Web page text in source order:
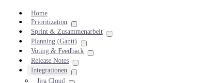
Home
Prioritization
Sprint & Zusammenarbeit
Planning (Gantt)
Voting & Feedback
Release Notes
Integrationen
Jira Cloud